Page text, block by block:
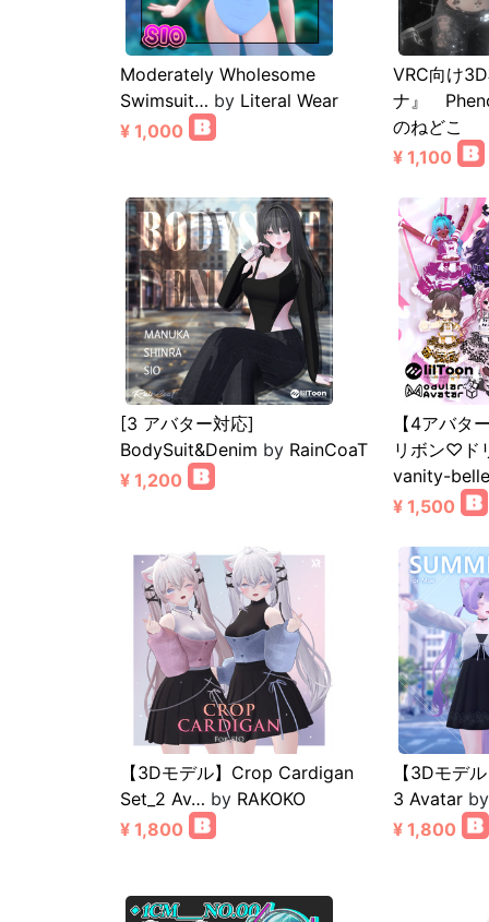
Moderately Wholesome
Swimsuit… by Literal Wear
¥ 1,000
VRC向け
ナ』
のねどこ
¥ 1,100
[3 アバター対応]
BodySuit&Denim by RainCoaT
¥ 1,200
【4アバタ
リボン♡ド
vanity-belle
¥ 1,500
【3Dモデル】Crop Cardigan
Set_2 Av… by RAKOKO
¥ 1,800
【3Dモデ
3 Avatar
¥ 1,800